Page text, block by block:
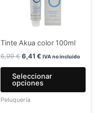
Tinte Akua color 100ml
6,99€6,41 € IVA no incluido
Seleccionar
opciones
en
Peluquería